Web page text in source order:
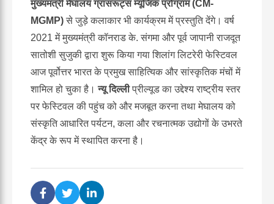
मुख्यमंत्री मेघालय ग्रासरूट्स म्यूजिक प्रोग्राम(CM-
MGMP)से जुड़े कलाकार भी कार्यक्रम में प्रस्तुति देंगे। वर्ष
2021 में मुख्यमंत्री कॉनराड के. संगमा और पूर्व जापानी राजदूत
सातोशी सुजुकी द्वारा शुरू किया गया शिलांग लिटरेरी फेस्टिवल
आज पूर्वोत्तर भारत के प्रमुख साहित्यिक और सांस्कृतिक मंचों में
शामिल हो चुका है।न्यू दिल्लीप्रील्यूड का उद्देश्य राष्ट्रीय स्तर
पर फेस्टिवल की पहुंच को और मजबूत करना तथा मेघालय को
संस्कृति आधारित पर्यटन, कला और रचनात्मक उद्योगों के उभरते
केंद्र के रूप में स्थापित करना है।